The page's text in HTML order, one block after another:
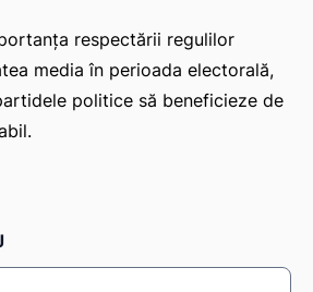
respectării regulilor
media în perioada electorală,
politice să beneficieze de